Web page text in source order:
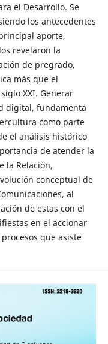
el Desarrollo. Se
los antecedentes
aporte,
revelaron la
de pregrado,
más que el
XXI. Generar
digital, fundamenta
como parte
el análisis histórico
de atender la
la Relación,
conceptual de
al
de estas con el
en el accionar
que asiste